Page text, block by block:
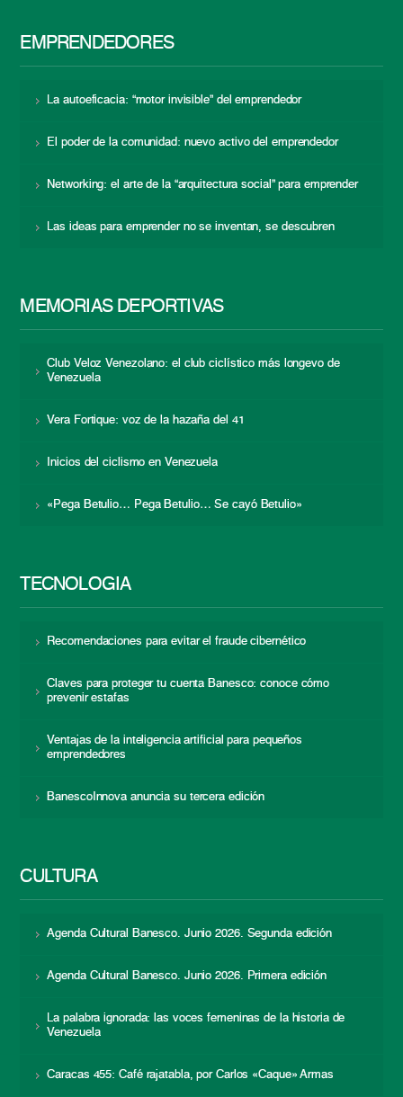
EMPRENDEDORES
La autoeficacia: “motor invisible” del emprendedor
El poder de la comunidad: nuevo activo del emprendedor
Networking: el arte de la “arquitectura social” para emprender
Las ideas para emprender no se inventan, se descubren
MEMORIAS DEPORTIVAS
Club Veloz Venezolano: el club ciclístico más longevo de
Venezuela
Vera Fortique: voz de la hazaña del 41
Inicios del ciclismo en Venezuela
«Pega Betulio… Pega Betulio… Se cayó Betulio»
TECNOLOGÍA
Recomendaciones para evitar el fraude cibernético
Claves para proteger tu cuenta Banesco: conoce cómo
prevenir estafas
Ventajas de la inteligencia artificial para pequeños
emprendedores
BanescoInnova anuncia su tercera edición
CULTURA
Agenda Cultural Banesco. Junio 2026. Segunda edición
Agenda Cultural Banesco. Junio 2026. Primera edición
La palabra ignorada: las voces femeninas de la historia de
Venezuela
Caracas 455: Café rajatabla, por Carlos «Caque» Armas